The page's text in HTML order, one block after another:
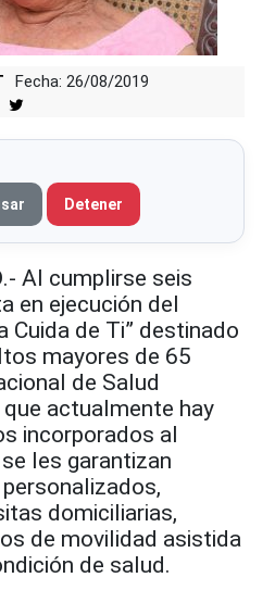
Fecha: 26/08/2019
Detener
.- Al cumplirse seis
en ejecución del
Cuida de Ti” destinado
mayores de 65
de Salud
actualmente hay
incorporados al
les garantizan
domiciliarias,
de movilidad asistida
de salud.